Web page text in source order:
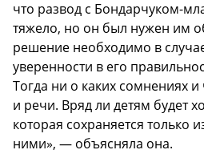
что развод с Бондарчуком-
тяжело, но он был нужен им
решение необходимо в
уверенности в его
Тогда ни о каких сомнениях и
и речи. Вряд ли детям будет
которая сохраняется только
ними», — объясняла она.